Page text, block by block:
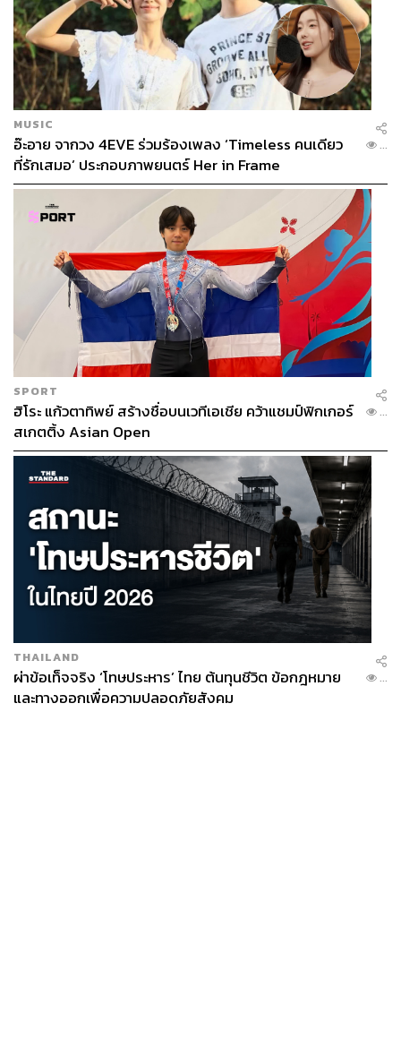
TAGS: เศรษฐกิจไทย ภาษี การส่งออก
หนี้สาธารณะ
S&P Global Ratings
WEALTH IN DEPTH
Kim Eng Tan
430
ABOUT THE AUTHOR
วาราดา ทองจำนงค์
Content Creator สำนักข่าว THE
STANDARD WEALTH
MUSIC
อ๊ะอาย จากวง 4EVE ร่วมร้องเพลง ‘Timeless คนเดียว
ที่รักเสมอ’ ประกอบภาพยนตร์ Her in Frame
...
SPORT
ฮิโระ แก้วตาทิพย์ สร้างชื่อบนเวทีเอเชีย คว้าแชมป์ฟิกเกอร์
สเกตติ้ง Asian Open
...
THAILAND
ผ่าข้อเท็จจริง ‘โทษประหาร’ ไทย ต้นทุนชีวิต ข้อกฎหมาย
และทางออกเพื่อความปลอดภัยสังคม
...